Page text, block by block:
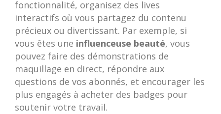
fonctionnalité, organisez des lives
interactifs où vous partagez du contenu
précieux ou divertissant. Par exemple, si
vous êtes une influenceuse beauté, vous
pouvez faire des démonstrations de
maquillage en direct, répondre aux
questions de vos abonnés, et encourager les
plus engagés à acheter des badges pour
soutenir votre travail.